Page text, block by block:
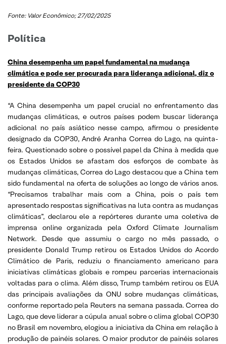
Fonte: Valor Econômico; 27/02/2025
Política
China desempenha um papel fundamental na mudança
climática e pode ser procurada para liderança adicional, diz o
presidente da COP30
“A China desempenha um papel crucial no enfrentamento das
mudanças climáticas, e outros países podem buscar liderança
adicional no país asiático nesse campo, afirmou o presidente
designado da COP30, André Aranha Correa do Lago, na quinta-
feira. Questionado sobre o possível papel da China à medida que
os Estados Unidos se afastam dos esforços de combate às
mudanças climáticas, Correa do Lago destacou que a China tem
sido fundamental na oferta de soluções ao longo de vários anos.
“Precisamos trabalhar mais com a China, pois o país tem
apresentado respostas significativas na luta contra as mudanças
climáticas”, declarou ele a repórteres durante uma coletiva de
imprensa online organizada pela Oxford Climate Journalism
Network. Desde que assumiu o cargo no mês passado, o
presidente Donald Trump retirou os Estados Unidos do Acordo
Climático de Paris, reduziu o financiamento americano para
iniciativas climáticas globais e rompeu parcerias internacionais
voltadas para o clima. Além disso, Trump também retirou os EUA
das principais avaliações da ONU sobre mudanças climáticas,
conforme reportado pela Reuters na semana passada. Correa do
Lago, que deve liderar a cúpula anual sobre o clima global COP30
no Brasil em novembro, elogiou a iniciativa da China em relação à
produção de painéis solares. O maior produtor de painéis solares